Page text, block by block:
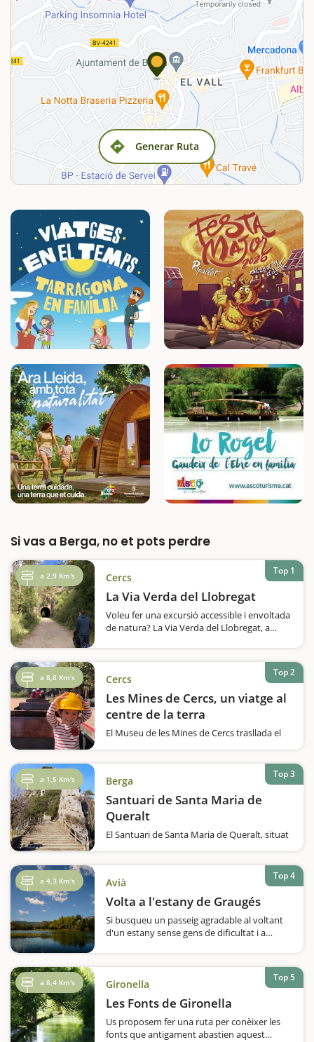
Generar Ruta
Si vas a Berga, no et pots perdre
a 2,9 Km's Cercs
La Via Verda del Llobregat
Voleu fer una excursió accessible i envoltada
de natura? La Via Verda del Llobregat, a
traçat d’un antic ferrocarril, amb…
Top 1
a 8,8 Km's Cercs
Les Mines de Cercs, un viatge al
centre de la terra
El Museu de les Mines de Cercs trasllada el
Corneli, a Cercs. Aquesta experiència
immersiva combina exposicions,…
Top 2
a 1,5 Km's Berga
Santuari de Santa Maria de
Queralt
El Santuari de Santa Maria de Queralt, situat
des dels seus 1.200 metres d’altitud.Aquesta
emblemàtica balconada permet gaudir de
panoràmiques…
Top 3
a 4,3 Km's Avià
Volta a l'estany de Graugés
Si busqueu un passeig agradable al voltant
d'un estany sense gens de dificultat i a
Aquí hi trobareu un petit oasi amb bones
vistes a la comarca del…
Top 4
a 8,4 Km's Gironella
Les Fonts de Gironella
Us proposem fer una ruta per conèixer les
fonts que antigament abastien aquest
Top 5